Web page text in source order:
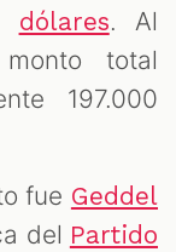
dólares. Al
total
197.000
fue Geddel
del Partido